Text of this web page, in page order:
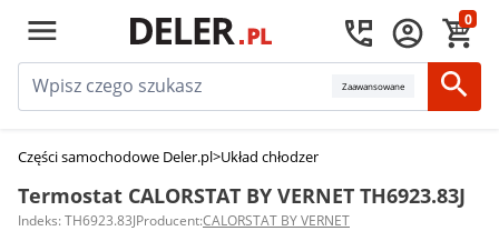
0
Zaawansowane
Części samochodowe Deler.pl>Układ chłodzenia silnika
Termostat CALORSTAT BY VERNET TH6923.83J
Indeks: TH6923.83JProducent:CALORSTAT BY VERNET